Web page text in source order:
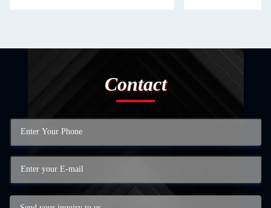
Contact